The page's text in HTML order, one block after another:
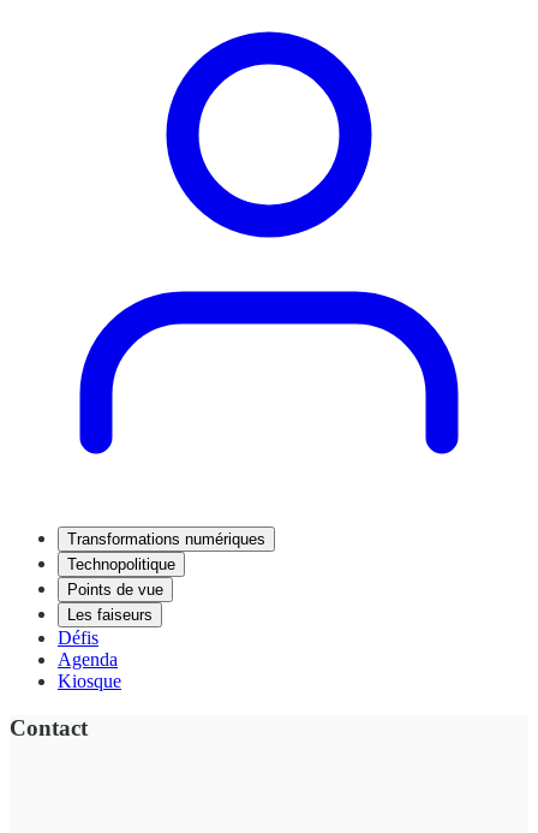
Transformations numériques
Technopolitique
Points de vue
Les faiseurs
Défis
Agenda
Kiosque
Contact